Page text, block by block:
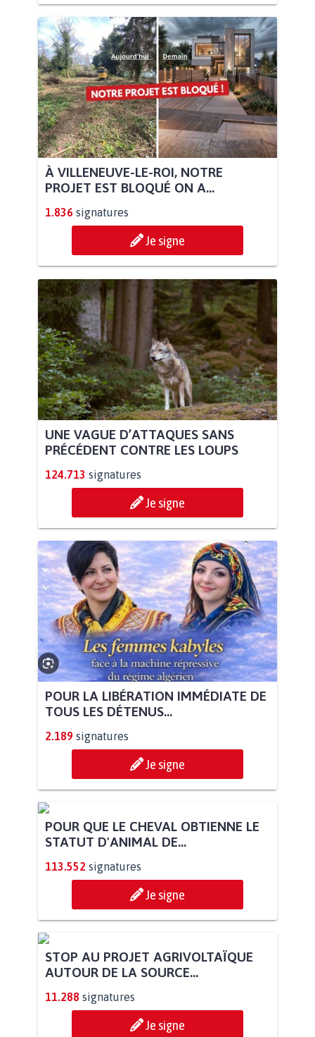
À VILLENEUVE-LE-ROI, NOTRE
PROJET EST BLOQUÉ ON A...
1.836 signatures
Je signe
UNE VAGUE D’ATTAQUES SANS
PRÉCÉDENT CONTRE LES LOUPS
124.713 signatures
Je signe
POUR LA LIBÉRATION IMMÉDIATE DE
TOUS LES DÉTENUS...
2.189 signatures
Je signe
POUR QUE LE CHEVAL OBTIENNE LE
STATUT D'ANIMAL DE...
113.552 signatures
Je signe